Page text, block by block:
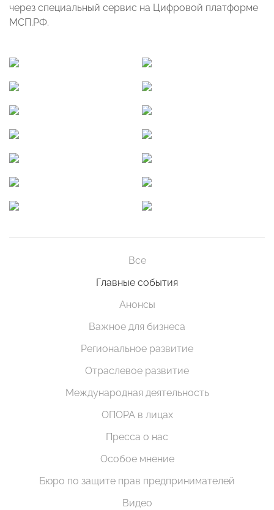
через специальный сервис на Цифровой платформе
МСП.РФ.
Все
Главные события
Анонсы
Важное для бизнеса
Региональное развитие
Отраслевое развитие
Международная деятельность
ОПОРА в лицах
Пресса о нас
Особое мнение
Бюро по защите прав предпринимателей
Видео